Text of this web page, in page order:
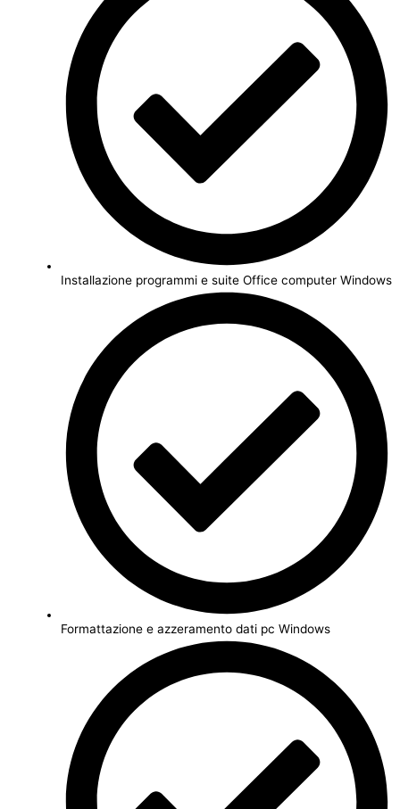
Installazione programmi e suite Office computer Windows
Formattazione e azzeramento dati pc Windows